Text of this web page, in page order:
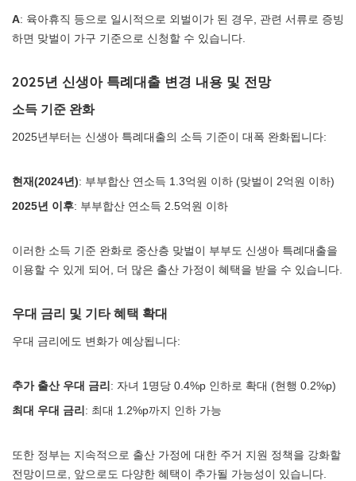
A: 육아휴직 등으로 일시적으로 외벌이가 된 경우, 관련 서류로 증빙
하면 맞벌이 가구 기준으로 신청할 수 있습니다.
2025년 신생아 특례대출 변경 내용 및 전망
소득 기준 완화
2025년부터는 신생아 특례대출의 소득 기준이 대폭 완화됩니다:
현재(2024년): 부부합산 연소득 1.3억원 이하 (맞벌이 2억원 이하)
2025년 이후: 부부합산 연소득 2.5억원 이하
이러한 소득 기준 완화로 중산층 맞벌이 부부도 신생아 특례대출을
이용할 수 있게 되어, 더 많은 출산 가정이 혜택을 받을 수 있습니다.
우대 금리 및 기타 혜택 확대
우대 금리에도 변화가 예상됩니다:
추가 출산 우대 금리 : 자녀 1명당 0.4%p 인하로 확대 (현행 0.2%p)
최대 우대 금리 : 최대 1.2%p까지 인하 가능
또한 정부는 지속적으로 출산 가정에 대한 주거 지원 정책을 강화할
전망이므로, 앞으로도 다양한 혜택이 추가될 가능성이 있습니다.